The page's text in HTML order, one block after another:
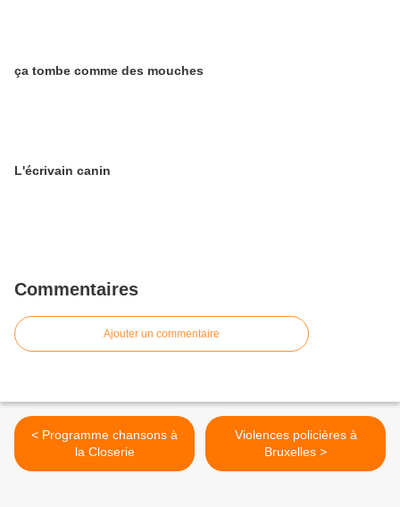
ça tombe comme des mouches
L'écrivain canin
Commentaires
Ajouter un commentaire
< Programme chansons à
la Closerie
Violences policières à
Bruxelles >